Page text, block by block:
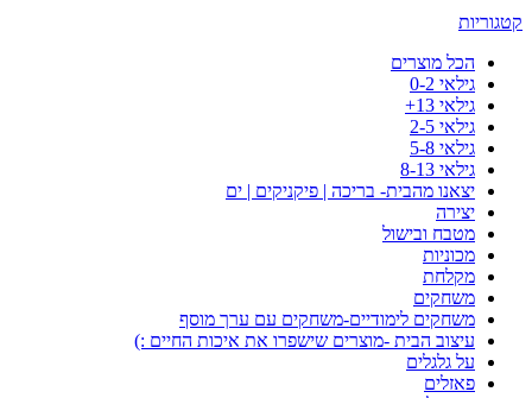
קטגוריות
הכל מוצרים
גילאי 0-2
גילאי 13+
גילאי 2-5
גילאי 5-8
גילאי 8-13
יצאנו מהבית- בריכה | פיקניקים | ים
יצירה
מטבח ובישול
מכוניות
מקלחת
משחקים
משחקים לימודיים-משחקים עם ערך מוסף
עיצוב הבית -מוצרים שישפרו את איכות החיים :)
על גלגלים
פאזלים